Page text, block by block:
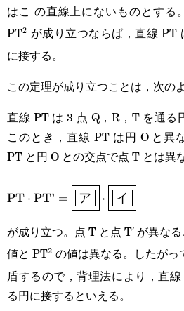
はこ の直線上にないものとする
PT^2
2 が成り立つならば，直線 PT
に接する。
この定理が成り立つことは，次の
直線 PT は 3 点 Q，R，T を通る
このとき，直線 PT は円 O と異
PT と円 O との交点で点 T とは異
PT ⋅ PT’ = ア ⋅ イ
が成り立つ。点 T と点 T′ が異な
値と PT^2
2 の値は異なる。したが
盾するので，背理法により，直
る円に接するといえる。